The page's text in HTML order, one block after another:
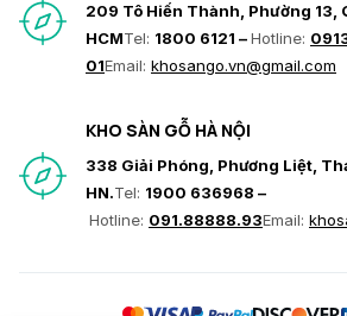
209 Tô Hiến Thành, Phường 13,
HCMTel: 1800 6121 –Hotline:
01Email: khosango.vn@gmail.com
KHO SÀN GỖ HÀ NỘI
338 Giải Phóng, Phương Liệt,
HN.Tel: 1900 636968 –
Hotline: 091.88888.93Email: